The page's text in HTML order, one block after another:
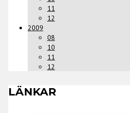
11
12
2009
08
10
11
12
LÄNKAR